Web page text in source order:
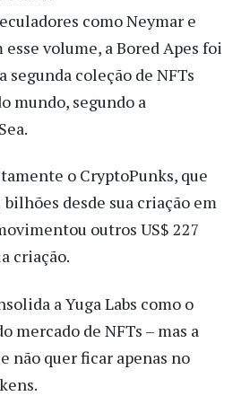
como Neymar e
esse volume, a Bored Apes foi
segunda coleção de NFTs
mundo, segundo a
o CryptoPunks, que
bilhões desde sua criação em
outros US$ 227
criação.
a Yuga Labs como o
mercado de NFTs – mas a
não quer ficar apenas no